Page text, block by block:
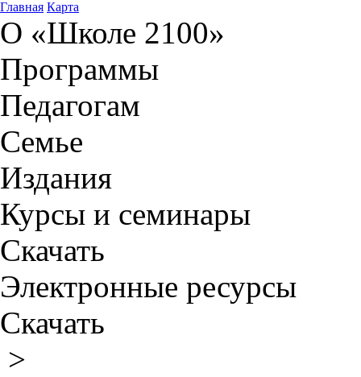
Главная Карта
О «Школе 2100»
Программы
Педагогам
Семье
Издания
Курсы и семинары
Скачать
Электронные ресурсы
Скачать
>